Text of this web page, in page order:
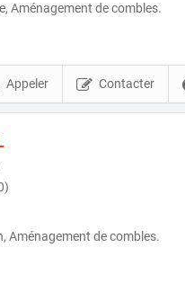
Aménagement de combles.
Contacter
Appeler
Aménagement de combles.